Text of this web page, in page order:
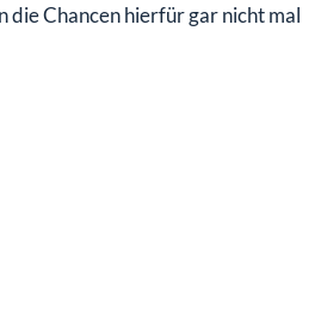
die Chancen hierfür gar nicht mal